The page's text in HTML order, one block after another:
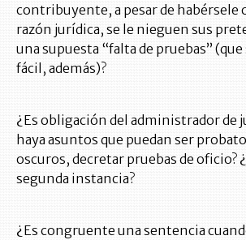
contribuyente, a pesar de habérsele
razón jurídica, se le nieguen sus
una supuesta “falta de pruebas”
fácil, además)?
¿Es obligación del administrador de
haya asuntos que puedan ser
oscuros, decretar pruebas de oficio?
segunda instancia?
¿Es congruente una sentencia